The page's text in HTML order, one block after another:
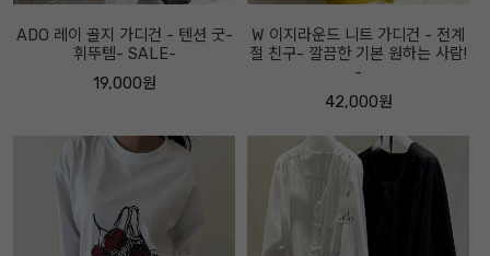
ADO 레이 골지 가디건 - 텐션 굿-
휘뚜템- SALE-
19,000원
W 이지라운드 니트 가디건 - 전계
절 친구- 깔끔한 기본 원하는 사람!
-
42,000원